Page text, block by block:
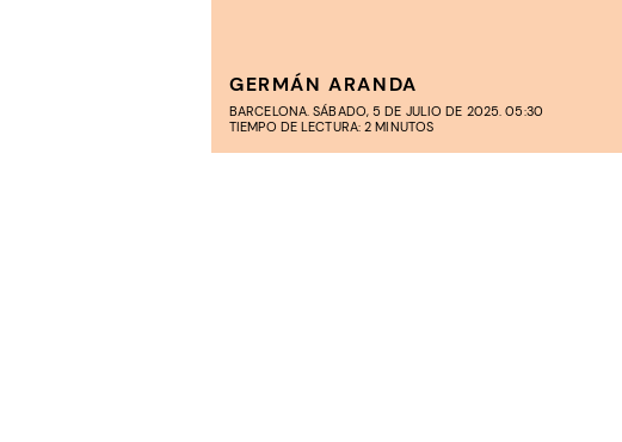
GERMÁN ARANDA
BARCELONA. SÁBADO, 5 DE JULIO DE 2025. 05:30
TIEMPO DE LECTURA: 2 MINUTOS